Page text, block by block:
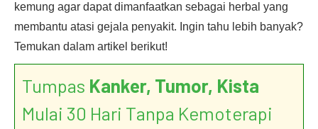
kemung agar dapat dimanfaatkan sebagai herbal yang
membantu atasi gejala penyakit. Ingin tahu lebih banyak?
Temukan dalam artikel berikut!
Tumpas Kanker, Tumor, Kista
Mulai 30 Hari Tanpa Kemoterapi